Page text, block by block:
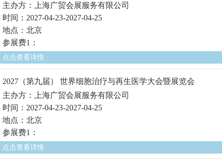
主办方：上海广贸会展服务有限公司
时间：2027-04-23-2027-04-25
地点：北京
参展费1：
点击查看详情
2027（第九届） 世界细胞治疗与再生医学大会暨展览会
主办方：上海广贸会展服务有限公司
时间：2027-04-23-2027-04-25
地点：北京
参展费1：
点击查看详情